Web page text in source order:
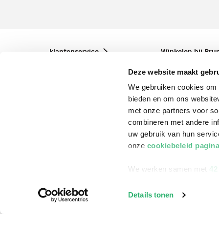
Deze website maakt
We gebruiken cookies
bieden en om ons
met onze partners voor
combineren met andere
uw gebruik van hun
onze cookiebeleid pagina
We werken samen met
Details tonen
klantenservice
Annuleren & Retourneren
Winkelen bij
Winkels en
Assortiment in
Cadeaukaarten
Cadeauboxen
Staatsloterij